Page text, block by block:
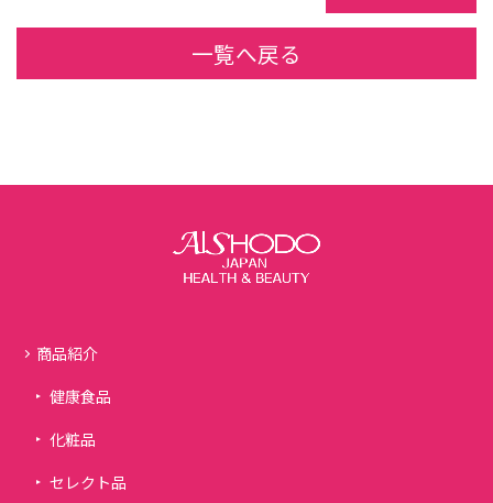
一覧へ戻る
商品紹介
健康食品
化粧品
セレクト品